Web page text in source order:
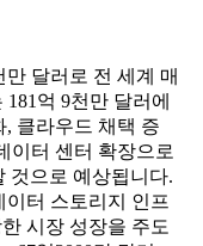
만 달러로 전 세계 매
억 9천만 달러에
클라우드 채택 증
이터 센터 확장으로
것으로 예상됩니다.
터 스토리지 인프
시장 성장을 주도